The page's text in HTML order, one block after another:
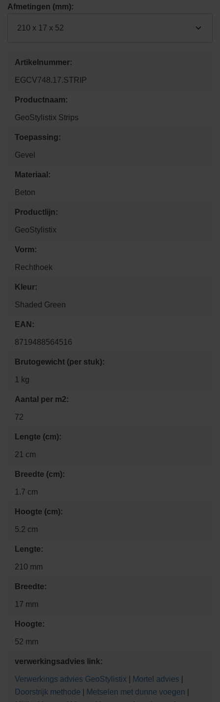
Afmetingen (mm):
210 x 17 x 52
Artikelnummer:
EGCV748.17.STRIP
Productnaam:
GeoStylistix Strips
Toepassing:
Gevel
Materiaal:
Beton
Productlijn:
GeoStylistix
Vorm:
Rechthoek
Kleur:
Shaded Green
EAN:
8719488564516
Brutogewicht (per stuk):
1 kg
Aantal per m2:
72
Lengte (cm):
21 cm
Breedte (cm):
1.7 cm
Hoogte (cm):
5.2 cm
Lengte:
210 mm
Breedte:
17 mm
Hoogte:
52 mm
verwerkingsadvies link:
Verwerkings advies GeoStylistix Mortel advies
Doorstrijk methode
Metselen met dunne voegen